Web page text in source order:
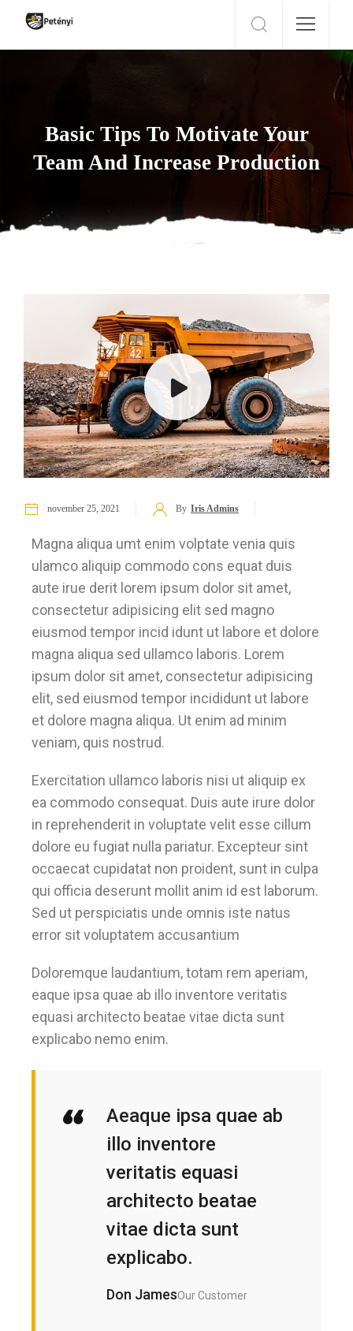
Basic Tips To Motivate Your
Team And Increase Production
november 25, 2021 By Iris Admins
Magna aliqua umt enim volptate venia quis
ulamco aliquip commodo cons equat duis
aute irue derit lorem ipsum dolor sit amet,
consectetur adipisicing elit sed magno
eiusmod tempor incid idunt ut labore et dolore
magna aliqua sed ullamco laboris. Lorem
ipsum dolor sit amet, consectetur adipisicing
elit, sed eiusmod tempor incididunt ut labore
et dolore magna aliqua. Ut enim ad minim
veniam, quis nostrud.
Exercitation ullamco laboris nisi ut aliquip ex
ea commodo consequat. Duis aute irure dolor
in reprehenderit in voluptate velit esse cillum
dolore eu fugiat nulla pariatur. Excepteur sint
occaecat cupidatat non proident, sunt in culpa
qui officia deserunt mollit anim id est laborum.
Sed ut perspiciatis unde omnis iste natus
error sit voluptatem accusantium
Doloremque laudantium, totam rem aperiam,
eaque ipsa quae ab illo inventore veritatis
equasi architecto beatae vitae dicta sunt
explicabo nemo enim.
Aeaque ipsa quae ab
illo inventore
veritatis equasi
architecto beatae
vitae dicta sunt
explicabo.
Don JamesOur Customer